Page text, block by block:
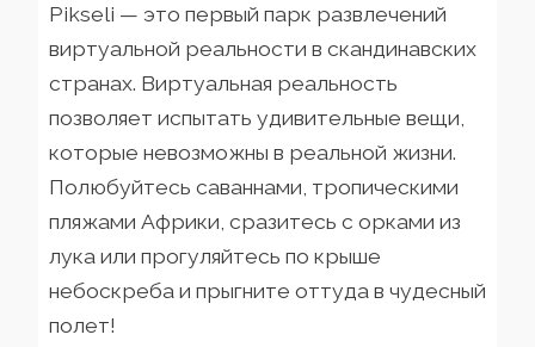
Pikseli — это первый парк развлечений
виртуальной реальности в скандинавских
странах. Виртуальная реальность
позволяет испытать удивительные вещи,
которые невозможны в реальной жизни.
Полюбуйтесь саваннами, тропическими
пляжами Африки, сразитесь с орками из
лука или прогуляйтесь по крыше
небоскреба и прыгните оттуда в чудесный
полет!